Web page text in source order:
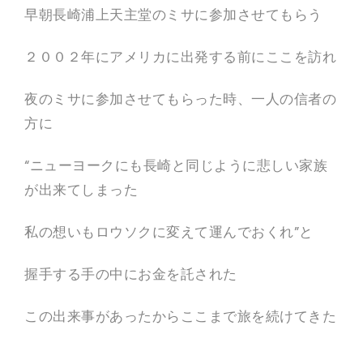
早朝長崎浦上天主堂のミサに参加させてもらう
２００２年にアメリカに出発する前にここを訪れ
夜のミサに参加させてもらった時、一人の信者の
方に
“ニューヨークにも長崎と同じように悲しい家族
が出来てしまった
私の想いもロウソクに変えて運んでおくれ”と
握手する手の中にお金を託された
この出来事があったからここまで旅を続けてきた